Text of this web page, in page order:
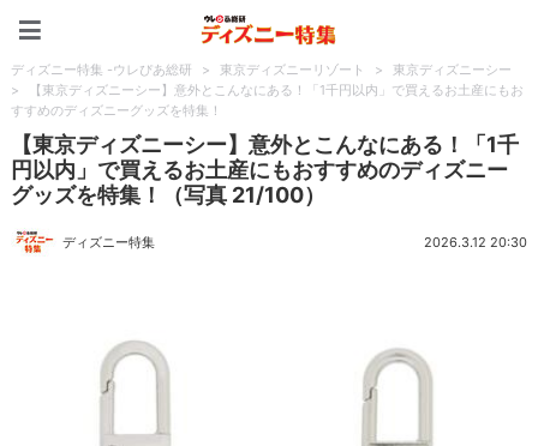
ディズニー特集 -ウレぴあ総研 > 東京ディズニーリゾート >
東京ディズニーシー
>
【東京ディズニーシー】意外とこんなにある！「1千円以内」で買えるお土産にもお
すすめのディズニーグッズを特集！
【東京ディズニーシー】意外とこんなにある！「1千
円以内」で買えるお土産にもおすすめのディズニー
グッズを特集！（写真 21/100）
ディズニー特集 2026.3.12 20:30